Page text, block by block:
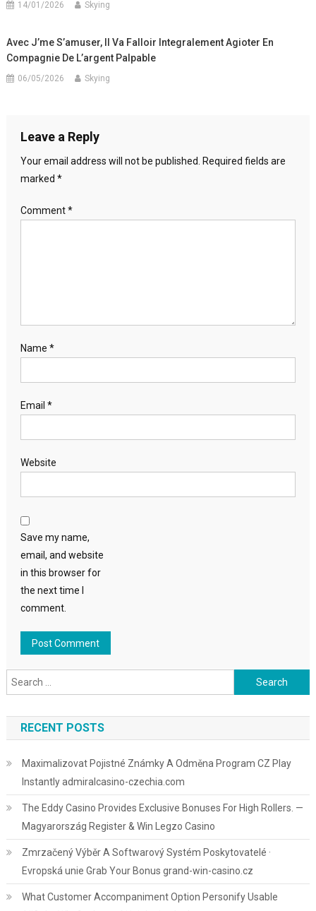
14/01/2026 Skying
Avec J’me S’amuser, Il Va Falloir Integralement Agioter En
Compagnie De L’argent Palpable
06/05/2026 Skying
Leave a Reply
Your email address will not be published.
Required fields are
marked *
Comment*
Name *
Email *
Website
Save my name,
email, and website
in this browser for
the next time I
comment.
Search
for:
RECENT POSTS
Maximalizovat Pojistné Známky A Odměna Program CZ Play
Instantly admiralcasino-czechia.com
The Eddy Casino Provides Exclusive Bonuses For High Rollers. —
Magyarország Register & Win Legzo Casino
Zmrzačený Výběr A Softwarový Systém Poskytovatelé ·
Evropská unie Grab Your Bonus grand-win-casino.cz
What Customer Accompaniment Option Personify Usable